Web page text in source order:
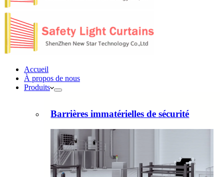
Accueil
À propos de nous
Produits
Barrières immatérielles de sécurité